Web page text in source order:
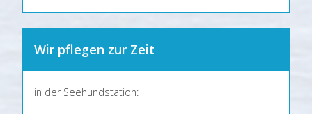
Wir pflegen zur Zeit
in der Seehundstation: